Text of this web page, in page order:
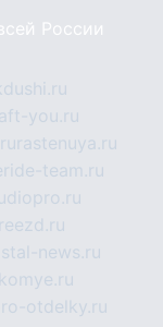
России
you.ru
rastenuya.ru
team.ru
news.ru
otdelky.ru